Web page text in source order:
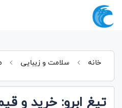
خانه سلامت و زیبایی
تیغ ابرو: خرید و